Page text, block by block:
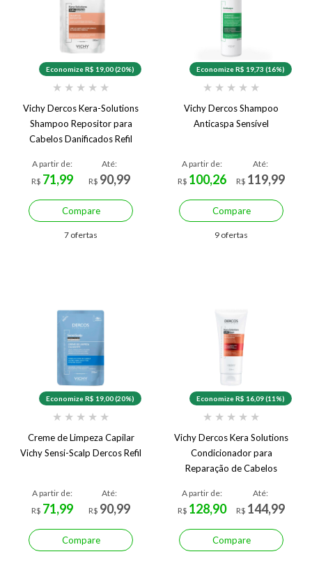
Economize R$ 19,00 (20%)
★ ★ ★ ★ ★
Vichy Dercos Kera-Solutions
Shampoo Repositor para
Cabelos Danificados Refil
A partir de:
R$ 71,99
Até:
R$ 90,99
Compare
7 ofertas
Economize R$ 19,73 (16%)
★ ★ ★ ★ ★
Vichy Dercos Shampoo
Anticaspa Sensível
A partir de:
R$ 100,26
Até:
R$ 119,99
Compare
9 ofertas
Economize R$ 19,00 (20%)
★ ★ ★ ★ ★
Creme de Limpeza Capilar
Vichy Sensi-Scalp Dercos Refil
A partir de:
R$ 71,99
Até:
R$ 90,99
Compare
Economize R$ 16,09 (11%)
★ ★ ★ ★ ★
Vichy Dercos Kera Solutions
Condicionador para
Reparação de Cabelos
A partir de:
R$ 128,90
Até:
R$ 144,99
Compare